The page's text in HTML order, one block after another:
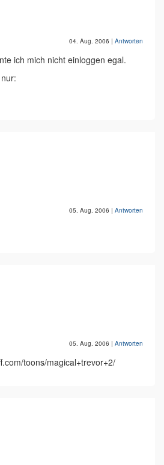
04. Aug. 2006 | Antworten
ich mich nicht einloggen egal.
05. Aug. 2006 | Antworten
05. Aug. 2006 | Antworten
toons/magical+trevor+2/